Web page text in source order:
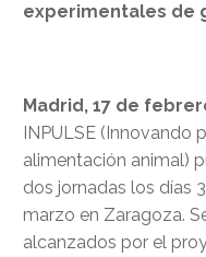
experimentales de
Madrid, 17 de
INPULSE (Innovando
alimentación animal)
dos jornadas los días
marzo en Zaragoza.
alcanzados por el